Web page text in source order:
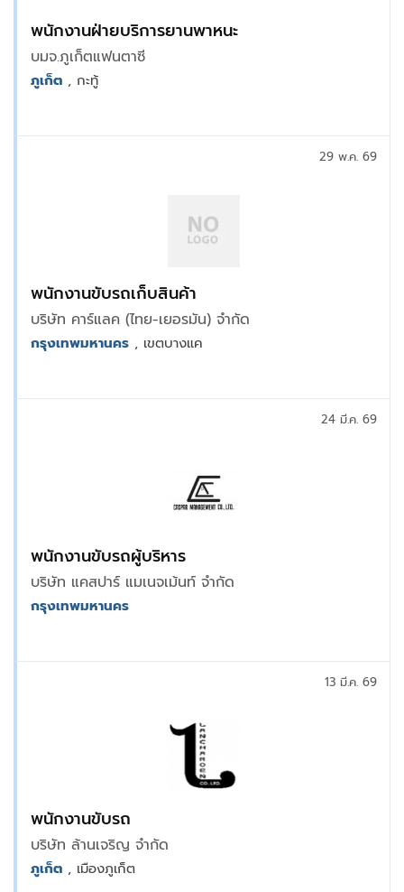
พนักงานฝ่ายบริการยานพาหนะ
บมจ.ภูเก็ตแฟนตาซี
ภูเก็ต , กะทู้
พนักงานขับรถเก็บสินค้า
บริษัท คาร์แลค (ไทย-เยอรมัน) จำกัด
29 พ.ค. 69
กรุงเทพมหานคร , เขตบางแค
พนักงานขับรถผู้บริหาร
บริษัท แคสปาร์ แมเนจเม้นท์ จำกัด
24 มี.ค. 69
กรุงเทพมหานคร
พนักงานขับรถ
บริษัท ล้านเจริญ จำกัด
13 มี.ค. 69
ภูเก็ต , เมืองภูเก็ต